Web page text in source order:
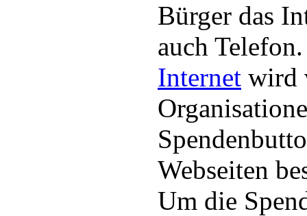
Bürger das
auch
Internet wird
Webseiten
Um die